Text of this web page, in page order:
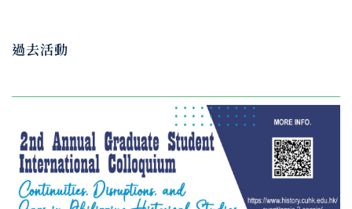
過去活動